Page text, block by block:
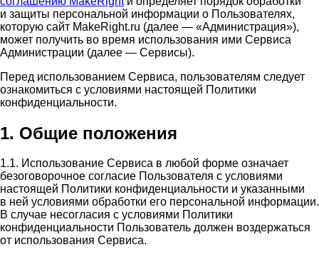
и защиты персональной информации о Пользователях,
которую сайт MakeRight.ru (далее — «Администрация»),
может получить во время использования ими Cервиса
Администрации (далее — Сервисы).
Перед использованием Сервиса, пользователям следует
ознакомиться с условиями настоящей Политики
конфиденциальности.
1. Общие положения
1.1. Использование Сервиса в любой форме означает
безоговорочное согласие Пользователя с условиями
настоящей Политики конфиденциальности и указанными
в ней условиями обработки его персональной информации.
В случае несогласия с условиями Политики
конфиденциальности Пользователь должен воздержаться
от использования Сервиса.